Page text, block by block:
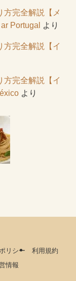
方完全解説【メ
Portugal より
方完全解説【イ
方完全解説【イ
より
リシー
利用規約
情報